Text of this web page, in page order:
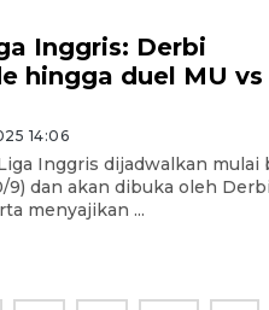
Inggris: Derbi
hingga duel MU vs
14:06
Inggris dijadwalkan mulai
9) dan akan dibuka oleh Derbi
menyajikan ...